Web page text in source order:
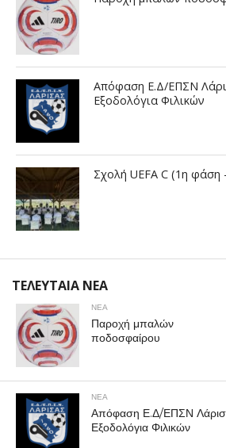
Απόφαση Ε.Δ/ΕΠΣΝ
Εξοδολόγια Φιλικών
Σχολή UEFA C (1η φάση
ΤΕΛΕΥΤΑΙΑ ΝΕΑ
ΝΕΑ
Παροχή μπαλών
ποδοσφαίρου
ΝΕΑ
Απόφαση Ε.Δ/ΕΠΣΝ
Εξοδολόγια Φιλικών